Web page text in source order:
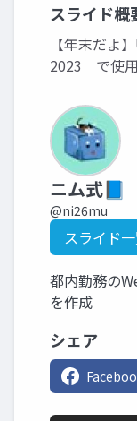
スライド概
【年末だよ
2023 で使
ニム式📘
@ni26mu
スライド
都内勤務の
を作成
シェア